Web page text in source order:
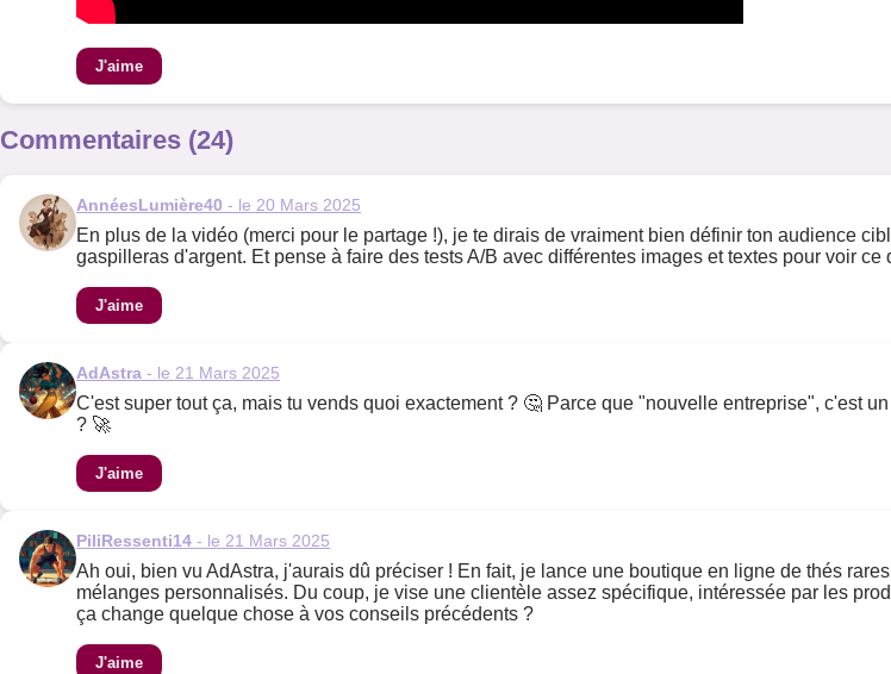
J'aime
Commentaires (24)
AnnéesLumière40 - le 20 Mars 2025
En plus de la vidéo (merci pour le partage !), je te dirais de vraiment bien définir ton audience
gaspilleras d'argent. Et pense à faire des tests A/B avec différentes images et textes pour voir
J'aime
AdAstra - le 21 Mars 2025
C'est super tout ça, mais tu vends quoi exactement ? 🤔 Parce que "nouvelle entreprise", c'est
? 🚀
J'aime
PiliRessenti14 - le 21 Mars 2025
Ah oui, bien vu AdAstra, j'aurais dû préciser ! En fait, je lance une boutique en ligne de thés
mélanges personnalisés. Du coup, je vise une clientèle assez spécifique, intéressée par les
ça change quelque chose à vos conseils précédents ?
J'aime